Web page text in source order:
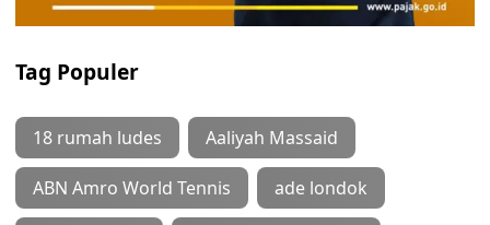
Tag Populer
18 rumah ludes Aaliyah Massaid
ABN Amro World Tennis ade londok